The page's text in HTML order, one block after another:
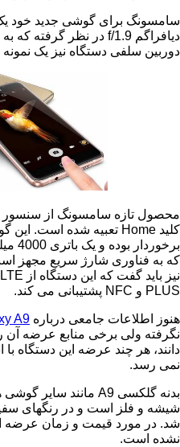
f/1.9 در نظر گرفته که به
نیز یک نمونه 8 مگاپیکسلی است.
سامسونگ از سنسور اثر
تعبیه شده است. این گوشی از
برخوردار بوده و یک
شارژ سریع مجهز است. در
گفت که این دستگاه از4G LTE ،
NFCپشتیبانی می کند.
جامعی درباره Galaxy A9
چند عرضه این دستگاه با اندروید
A9مانند سایر گوشی های
است و در رنگهای سفید،
قیمت و زمان عرضه این